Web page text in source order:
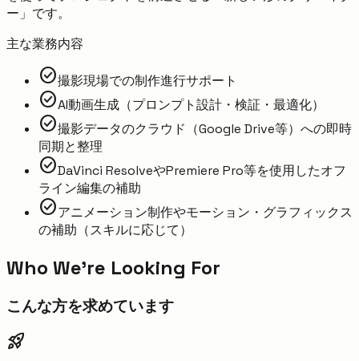
ー」です。
主な業務内容
check_circle撮影現場での制作進行サポート
check_circleAI動画生成（プロンプト設計・検証・最適化）
check_circle撮影データのクラウド（Google Drive等）への即時
同期と整理
check_circleDaVinci ResolveやPremiere Pro等を使用したオフ
ライン編集の補助
check_circleアニメーション制作やモーション・グラフィックス
の補助（スキルに応じて）
Who We're Looking For
こんな方を求めています
rocket_launch